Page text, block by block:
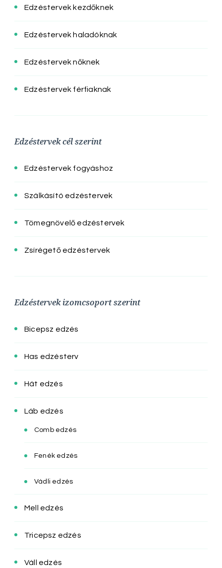
Edzéstervek kezdőknek
Edzéstervek haladóknak
Edzéstervek nőknek
Edzéstervek férfiaknak
Edzéstervek cél szerint
Edzéstervek fogyáshoz
Szálkásító edzéstervek
Tömegnövelő edzéstervek
Zsírégető edzéstervek
Edzéstervek izomcsoport szerint
Bicepsz edzés
Has edzésterv
Hát edzés
Láb edzés
Comb edzés
Fenék edzés
Vádli edzés
Mell edzés
Tricepsz edzés
Váll edzés